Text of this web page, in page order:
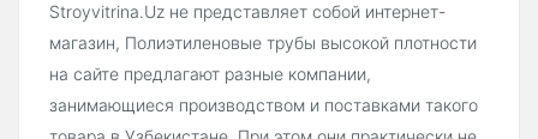
Stroyvitrina.Uz не представляет собой интернет-
магазин, Полиэтиленовые трубы высокой плотности
на сайте предлагают разные компании,
занимающиеся производством и поставками такого